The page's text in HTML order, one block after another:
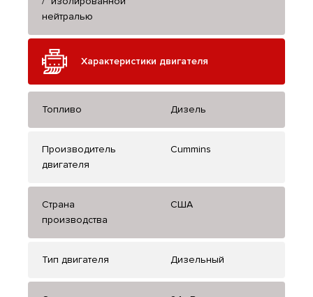
нейтралью
Характеристики двигателя
Топливо Дизель
Производитель
двигателя
Cummins
Страна
производства
США
Тип двигателя Дизельный